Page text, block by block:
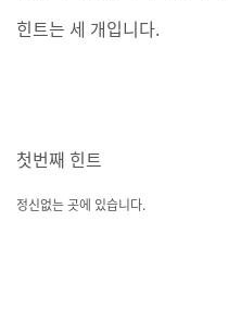
힌트는 세 개입니다.
첫번째 힌트
정신없는 곳에 있습니다.